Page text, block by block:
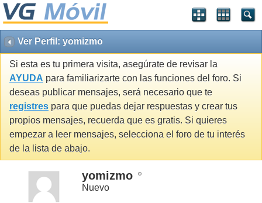
Ver Perfil: yomizmo
Si esta es tu primera visita, asegúrate de revisar la
AYUDA para familiarizarte con las funciones del foro. Si
deseas publicar mensajes, será necesario que te
registres para que puedas dejar respuestas y crear tus
propios mensajes, recuerda que es gratis. Si quieres
empezar a leer mensajes, selecciona el foro de tu interés
de la lista de abajo.
yomizmo
Nuevo